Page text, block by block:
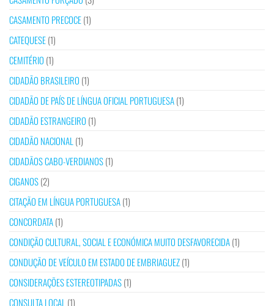
CASAMENTO PRECOCE(1)
CATEQUESE(1)
CEMITÉRIO (1)
CIDADÃO BRASILEIRO (1)
CIDADÃO DE PAÍS DE LÍNGUA OFICIAL PORTUGUESA(1)
CIDADÃO ESTRANGEIRO (1)
CIDADÃO NACIONAL (1)
CIDADÃOS CABO-VERDIANOS(1)
CIGANOS(2)
CITAÇÃO EM LÍNGUA PORTUGUESA(1)
CONCORDATA(1)
CONDIÇÃO CULTURAL, SOCIAL E ECONÓMICA MUITO DESFAVORECIDA(1)
CONDUÇÃO DE VEÍCULO EM ESTADO DE EMBRIAGUEZ(1)
CONSIDERAÇÕES ESTEREOTIPADAS(1)
CONSULTA LOCAL (1)